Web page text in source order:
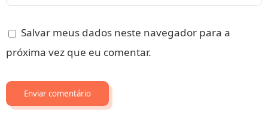
Salvar meus dados neste navegador para a
próxima vez que eu comentar.